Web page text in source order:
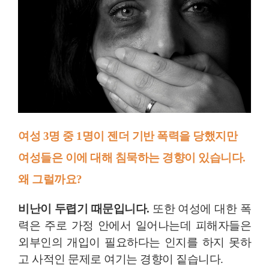
여성 3명 중 1명이 젠더 기반 폭력을 당했지만
여성들은 이에 대해 침묵하는 경향이 있습니다.
왜 그럴까요?
비난이 두렵기 때문입니다. 또한 여성에 대한 폭
력은 주로 가정 안에서 일어나는데 피해자들은
외부인의 개입이 필요하다는 인지를 하지 못하
고 사적인 문제로 여기는 경향이 짙습니다.